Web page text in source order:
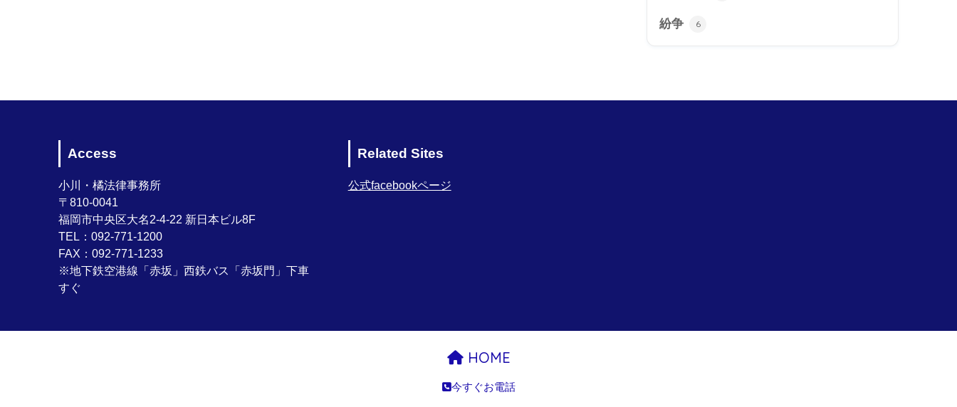
紛争 6
Access
小川・橘法律事務所
〒810-0041
福岡市中央区大名2-4-22 新日本ビル8F
TEL：092-771-1200
FAX：092-771-1233
※地下鉄空港線「赤坂」西鉄バス「赤坂門」下車
すぐ
Related Sites
公式facebookページ
HOME
今すぐお電話